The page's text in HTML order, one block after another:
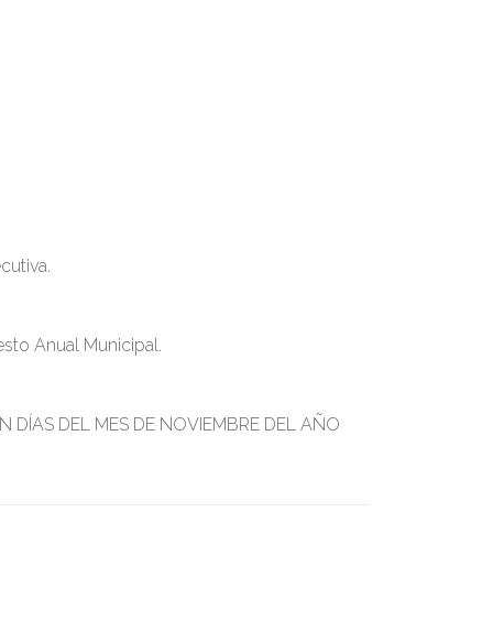
Anual Municipal.
DÍAS DEL MES DE NOVIEMBRE DEL AÑO